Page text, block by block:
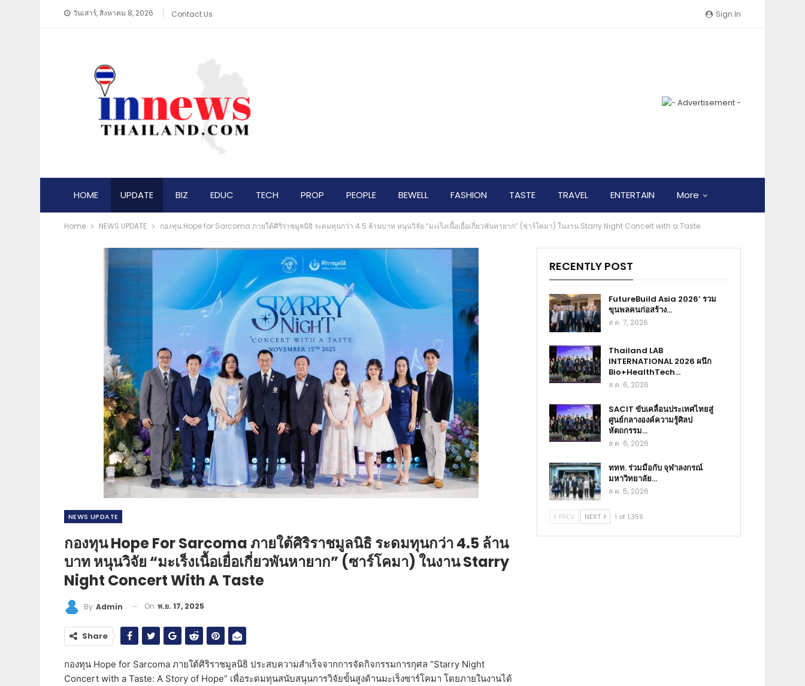
Sign In
วันเสาร์, สิงหาคม 8, 2026 Contact Us
HOME UPDATE BIZ EDUC TECH PROP PEOPLE BEWELL FASHION TASTE TRAVEL ENTERTAIN More
Home NEWS​ UPDATE กองทุน Hope for Sarcoma ภายใต้ศิริราชมูลนิธิ ระดมทุนกว่า 4.5 ล้านบาท หนุนวิจัย “มะเร็งเนื้อเยื่อเกี่ยวพันหายาก” (ซาร์โคมา) ในงาน Starry Night Concert with a Taste
NEWS​ UPDATE
กองทุน Hope For Sarcoma ภายใต้ศิริราชมูลนิธิ ระดมทุนกว่า 4.5 ล้าน
บาท หนุนวิจัย “มะเร็งเนื้อเยื่อเกี่ยวพันหายาก” (ซาร์โคมา) ในงาน Starry
Night Concert With A Taste
By Admin On พ.ย. 17, 2025
Share
กองทุน Hope for Sarcoma ภายใต้ศิริราชมูลนิธิ ประสบความสำเร็จจากการจัดกิจกรรมการกุศล “Starry Night
Concert with a Taste: A Story of Hope” เพื่อระดมทุนสนับสนุนการวิจัยขั้นสูงด้านมะเร็งซาร์โคมา โดยภายในงานได้
RECENTLY POST
FutureBuild Asia 2026’ รวม
ขุนพลคนก่อสร้าง…
ส.ค. 7, 2026
Thailand LAB
INTERNATIONAL 2026 ผนึก
Bio+HealthTech…
ส.ค. 6, 2026
SACIT ขับเคลื่อนประเทศไทยสู่
ศูนย์กลางองค์ความรู้ศิลป
หัตถกรรม…
ส.ค. 6, 2026
ททท. ร่วมมือกับ จุฬาลงกรณ์
มหาวิทยาลัย…
ส.ค. 5, 2026
PREV NEXT 1 of 1,359